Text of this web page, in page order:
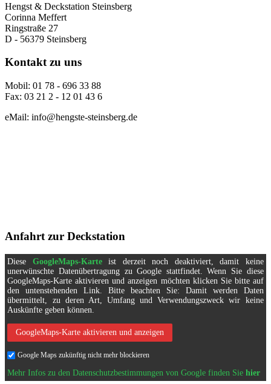
Hengst & Deckstation Steinsberg
Corinna Meffert
Ringstraße 27
D - 56379 Steinsberg
Kontakt zu uns
Mobil: 01 78 - 696 33 88
Fax: 03 21 2 - 12 01 43 6
eMail: info@hengste-steinsberg.de
Anfahrt zur Deckstation
Diese GoogleMaps-Karteist derzeit noch deaktiviert, damit keine
unerwünschte Datenübertragung zu Google stattfindet. Wenn Sie diese
GoogleMaps-Karte aktivieren und anzeigen möchten klicken Sie bitte auf
den untenstehenden Link. Bitte beachten Sie: Damit werden Daten
übermittelt, zu deren Art, Umfang und Verwendungszweck wir keine
Auskünfte geben können.
GoogleMaps-Karte aktivieren und anzeigen
Google Maps zukünftig nicht mehr blockieren
Mehr Infos zu den Datenschutzbestimmungen von Google finden Siehier